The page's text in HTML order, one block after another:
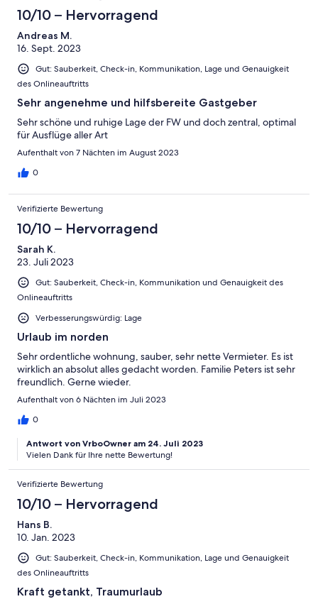
10/10 – Hervorragend
Andreas M.
16. Sept. 2023
Gut: Sauberkeit, Check-in, Kommunikation, Lage und Genauigkeit
des Onlineauftritts
Sehr angenehme und hilfsbereite Gastgeber
Sehr schöne und ruhige Lage der FW und doch zentral, optimal
für Ausflüge aller Art
Aufenthalt von 7 Nächten im August 2023
0
Verifizierte Bewertung
10/10 – Hervorragend
Sarah K.
23. Juli 2023
Gut: Sauberkeit, Check-in, Kommunikation und Genauigkeit des
Onlineauftritts
Verbesserungswürdig: Lage
Urlaub im norden
Sehr ordentliche wohnung, sauber, sehr nette Vermieter. Es ist
wirklich an absolut alles gedacht worden. Familie Peters ist sehr
freundlich. Gerne wieder.
Aufenthalt von 6 Nächten im Juli 2023
0
Antwort von VrboOwner am 24. Juli 2023
Vielen Dank für Ihre nette Bewertung!
Verifizierte Bewertung
10/10 – Hervorragend
Hans B.
10. Jan. 2023
Gut: Sauberkeit, Check-in, Kommunikation, Lage und Genauigkeit
des Onlineauftritts
Kraft getankt, Traumurlaub